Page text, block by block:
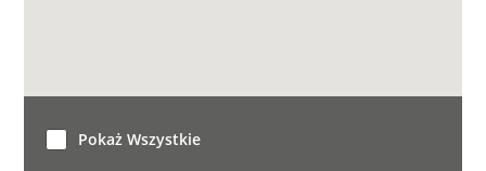
Pokaż Wszystkie